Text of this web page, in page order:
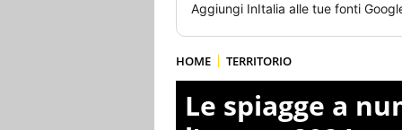
Aggiungi InItalia alle tue fonti
HOME TERRITORIO
Le spiagge a